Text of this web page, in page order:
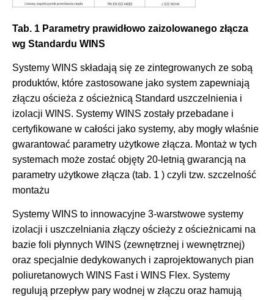
Tab. 1 Parametry prawidłowo zaizolowanego złącza
wg Standardu WINS
Systemy WINS składają się ze zintegrowanych ze sobą
produktów, które zastosowane jako system zapewniają
złączu ościeża z ościeżnicą Standard uszczelnienia i
izolacji WINS. Systemy WINS zostały przebadane i
certyfikowane w całości jako systemy, aby mogły właśnie
gwarantować parametry użytkowe złącza. Montaż w tych
systemach może zostać objęty 20-letnią gwarancją na
parametry użytkowe złącza (tab. 1 ) czyli tzw. szczelność
montażu
Systemy WINS to innowacyjne 3-warstwowe systemy
izolacji i uszczelniania złączy ościeży z ościeżnicami na
bazie foli płynnych WINS (zewnętrznej i wewnętrznej)
oraz specjalnie dedykowanych i zaprojektowanych pian
poliuretanowych WINS Fast i WINS Flex. Systemy
regulują przepływ pary wodnej w złączu oraz hamują